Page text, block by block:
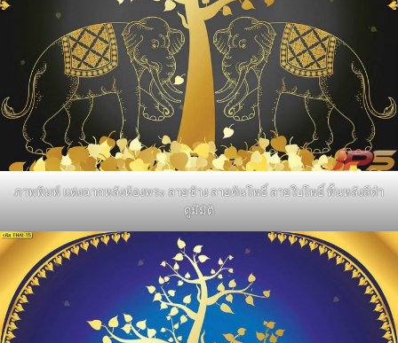
ภาพพิมพ์ แต่งฉากหลังห้องพระ ลายช้าง ลายต้นโพธิ์ ลายใบโพธิ์ พื้นหลังสีดำ
ดูมีมิติ